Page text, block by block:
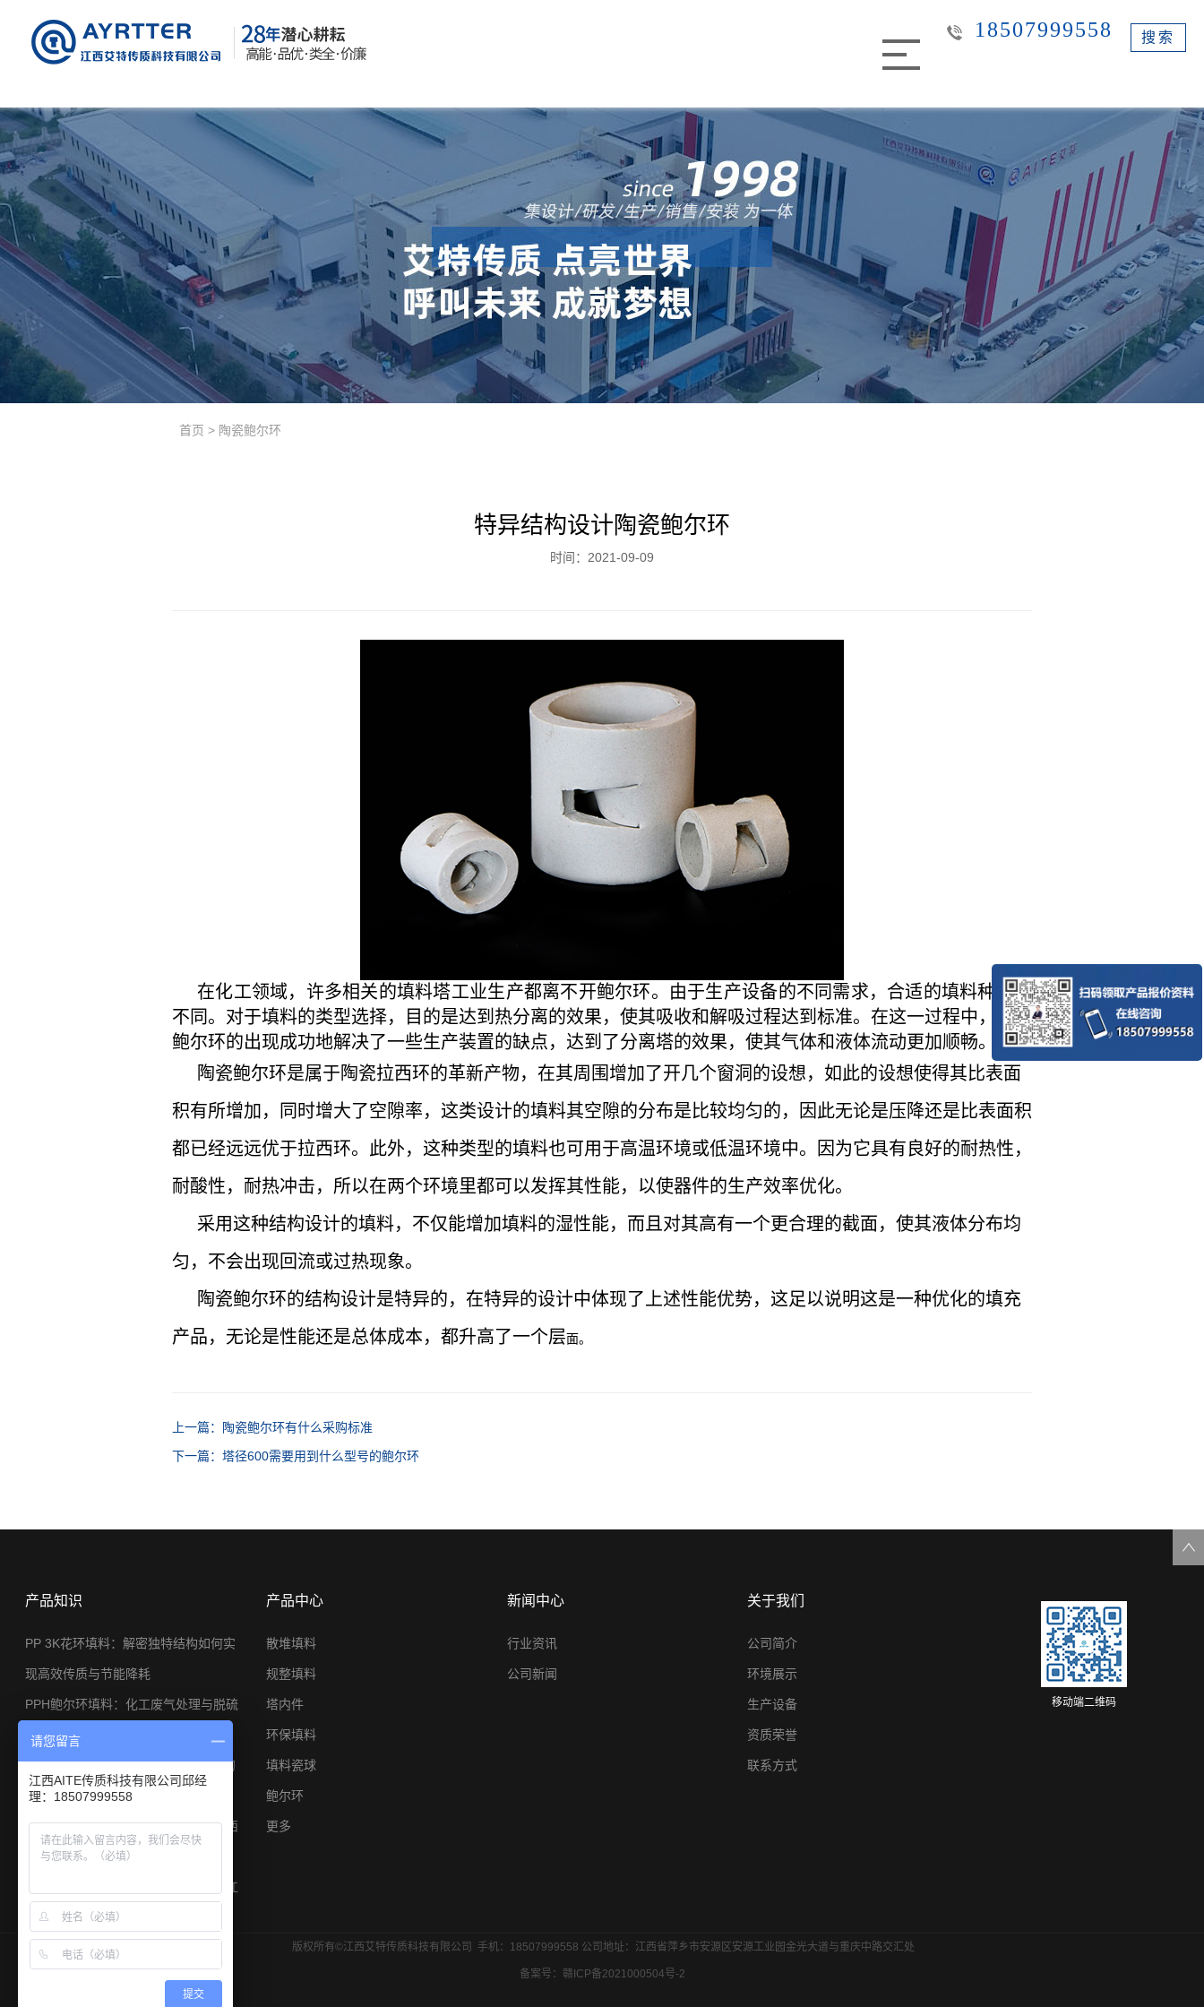
18507999558 搜索
首页 > 陶瓷鲍尔环
特异结构设计陶瓷鲍尔环
时间：2021-09-09
在化工领域，许多相关的填料塔工业生产都离不开鲍尔环。由于生产设备的不同需求，合适的填料种类也
不同。对于填料的类型选择，目的是达到热分离的效果，使其吸收和解吸过程达到标准。在这一过程中，陶瓷
鲍尔环的出现成功地解决了一些生产装置的缺点，达到了分离塔的效果，使其气体和液体流动更加顺畅。
陶瓷鲍尔环是属于陶瓷拉西环的革新产物，在其周围增加了开几个窗洞的设想，如此的设想使得其比表面
积有所增加，同时增大了空隙率，这类设计的填料其空隙的分布是比较均匀的，因此无论是压降还是比表面积
都已经远远优于拉西环。此外，这种类型的填料也可用于高温环境或低温环境中。因为它具有良好的耐热性，
耐酸性，耐热冲击，所以在两个环境里都可以发挥其性能，以使器件的生产效率优化。
采用这种结构设计的填料，不仅能增加填料的湿性能，而且对其高有一个更合理的截面，使其液体分布均
匀，不会出现回流或过热现象。
陶瓷鲍尔环的结构设计是特异的，在特异的设计中体现了上述性能优势，这足以说明这是一种优化的填充
产品，无论是性能还是总体成本，都升高了一个层面。
上一篇：陶瓷鲍尔环有什么采购标准
下一篇：塔径600需要用到什么型号的鲍尔环
产品知识
PP 3K花环填料：解密独特结构如何实
现高效传质与节能降耗
PPH鲍尔环填料：化工废气处理与脱硫
系统的节能利器
φ25金属矩鞍环：小塔径高分离工况的
应用与选型思路
陶瓷矩鞍环填料焦炉煤气脱硫专用江西
艾特厂家
陶瓷鲍尔环填料硫酸干燥塔耐酸散堆江
西艾特厂家
产品中心
散堆填料
规整填料
塔内件
环保填料
填料瓷球
鲍尔环
更多
新闻中心
行业资讯
公司新闻
关于我们
公司简介
环境展示
生产设备
资质荣誉
联系方式
移动端二维码
版权所有©江西艾特传质科技有限公司 手机：18507999558 公司地址：江西省萍乡市安源区安源工业园金光大道与重庆中路交汇处
备案号： 赣ICP备2021000504号-2
请您留言
江西AITE传质科技有限公司邱经
理：18507999558
提交